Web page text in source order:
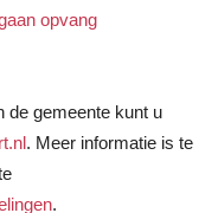
opvang
de gemeente kunt u
. Meer informatie is te
.